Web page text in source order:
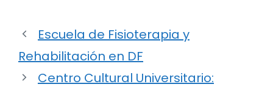
Escuela de Fisioterapia y
Rehabilitación en DF
Centro Cultural Universitario: